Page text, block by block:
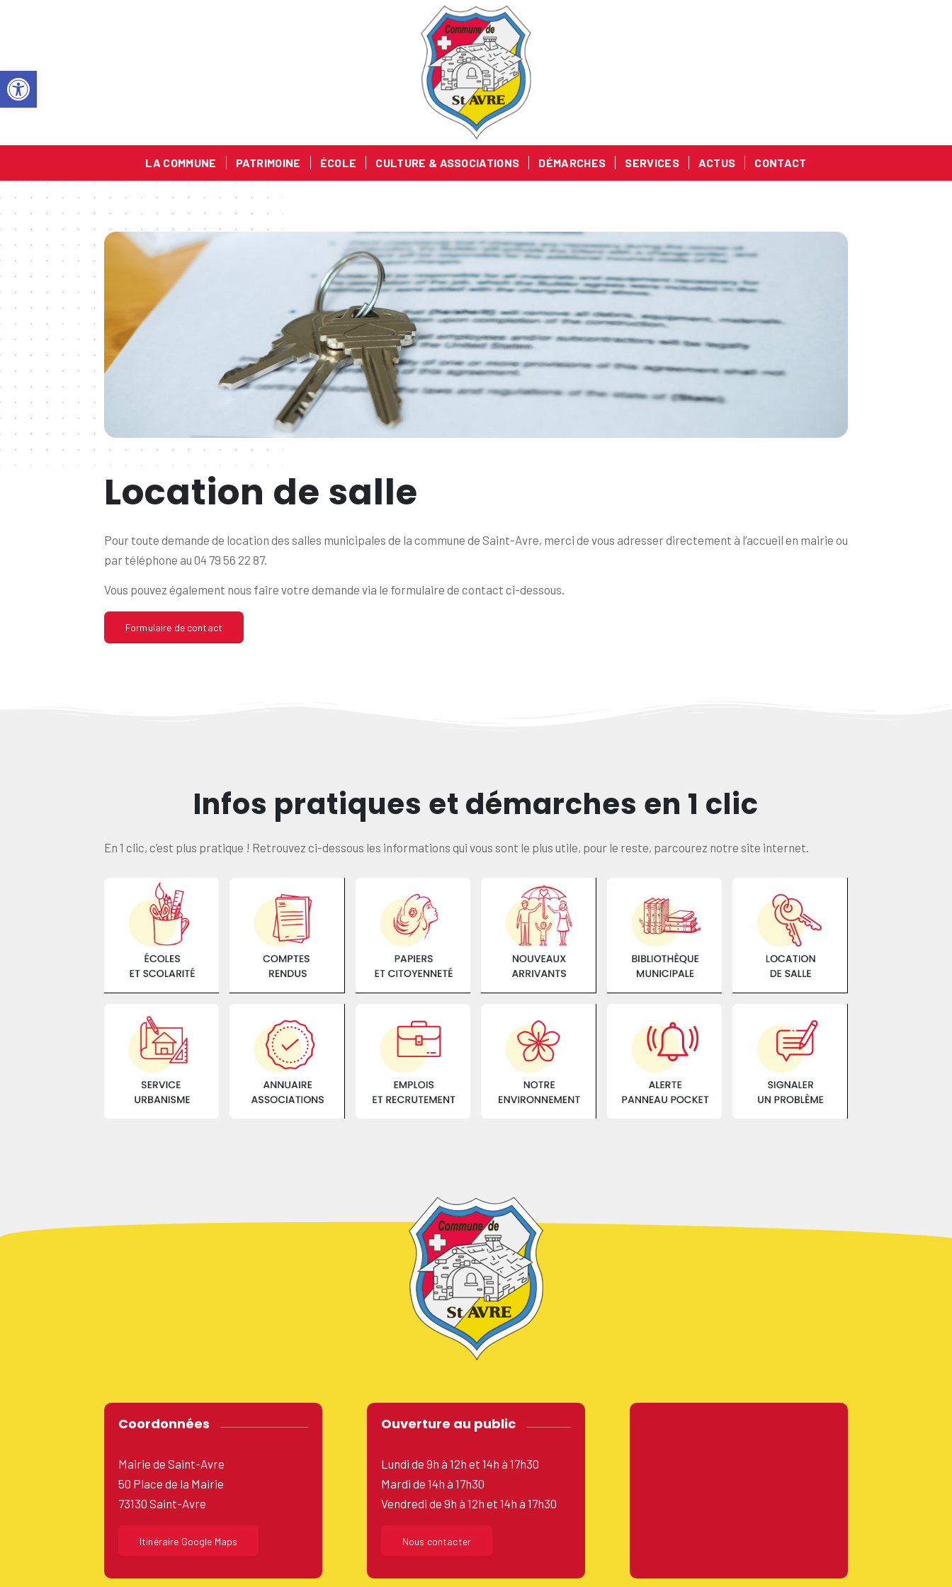
Ouvrir la barre d’outils
LA COMMUNE PATRIMOINE ÉCOLE CULTURE & ASSOCIATIONS DÉMARCHES SERVICES ACTUS CONTACT
Location de salle
Pour toute demande de location des salles municipales de la commune de Saint-Avre, merci de vous adresser directement à l’accueil en mairie ou
par téléphone au 04 79 56 22 87.
Vous pouvez également nous faire votre demande via le formulaire de contact ci-dessous.
Formulaire de contact
Infos pratiques et démarches en 1 clic
En 1 clic, c’est plus pratique ! Retrouvez ci-dessous les informations qui vous sont le plus utile, pour le reste, parcourez notre site internet.
Coordonnées
Mairie de Saint-Avre
50 Place de la Mairie
73130 Saint-Avre
Itinéraire Google Maps
Ouverture au public
Lundi de 9h à 12h et 14h à 17h30
Mardi de 14h à 17h30
Vendredi de 9h à 12h et 14h à 17h30
Nous contacter